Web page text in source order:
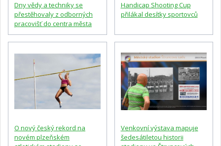
Dny vědy a techniky se
přestěhovaly z odborných
pracovišť do centra města
Handicap Shooting Cup
přilákal desítky sportovců
O nový český rekord na
novém plzeňském
Venkovní výstava mapuje
šedesátiletou historii